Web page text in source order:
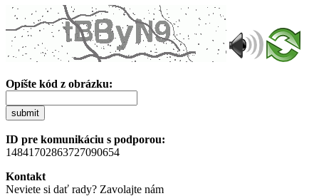
Opíšte kód z obrázku:
submit
ID pre komunikáciu s podporou:
14841702863727090654
Kontakt
Neviete si dať rady? Zavolajte nám